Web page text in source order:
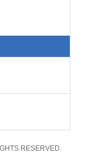
RESERVED.